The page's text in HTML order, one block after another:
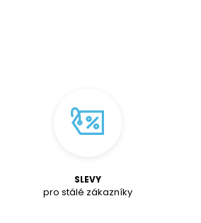
SLEVY
pro stálé zákazníky